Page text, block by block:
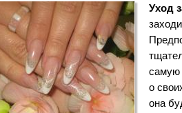
Уход
самую
о
она